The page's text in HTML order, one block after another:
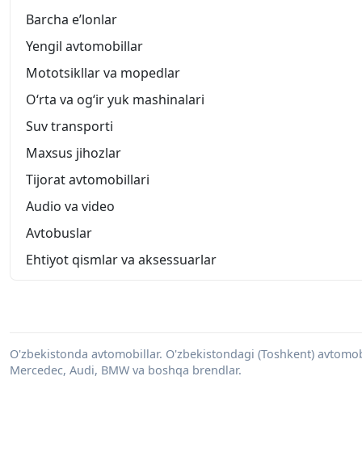
Barcha eʼlonlar
Yengil avtomobillar
Mototsikllar va mopedlar
O‘rta va og‘ir yuk mashinalari
Suv transporti
Maxsus jihozlar
Tijorat avtomobillari
Audio va video
Avtobuslar
Ehtiyot qismlar va aksessuarlar
O'zbekistonda avtomobillar. O'zbekistondagi (Toshkent)
Mercedec, Audi, BMW va boshqa brendlar.